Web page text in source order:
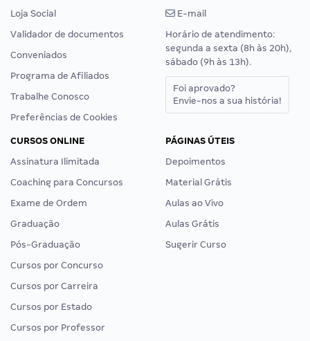
Loja Social
Validador de documentos
Conveniados
Programa de Afiliados
Trabalhe Conosco
Preferências de Cookies
E-mail
Horário de atendimento:
segunda a sexta (8h às 20h),
sábado (9h às 13h).
Foi aprovado?
Envie-nos a sua história!
CURSOS ONLINE
Assinatura Ilimitada
Coaching para Concursos
Exame de Ordem
Graduação
Pós-Graduação
Cursos por Concurso
Cursos por Carreira
Cursos por Estado
Cursos por Professor
PÁGINAS ÚTEIS
Depoimentos
Material Grátis
Aulas ao Vivo
Aulas Grátis
Sugerir Curso